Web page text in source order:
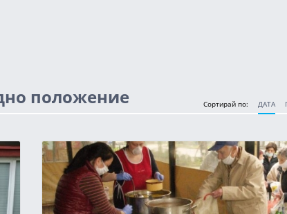
положение Сортирай по: ДАТА